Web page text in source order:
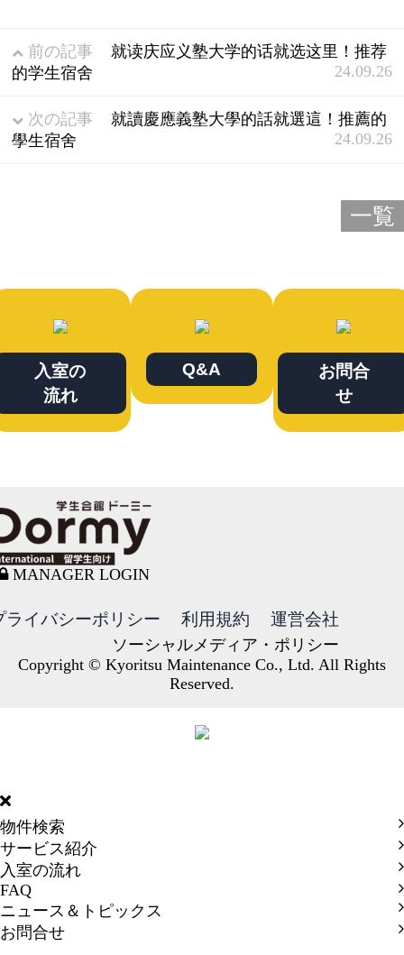
前の記事
就读庆应义塾大学的话就选这里！推荐
的学生宿舍
24.09.26
次の記事
就讀慶應義塾大學的話就選這！推薦的
學生宿舍
24.09.26
一覧
入室の
流れ
Q&A
お問合
せ
MANAGER LOGIN
ライバシーポリシー 利用規約 運営会社
ソーシャルメディア・ポリシー
Copyright © Kyoritsu Maintenance Co., Ltd. All Rights
Reserved.
物件検索
サービス紹介
入室の流れ
FAQ
ニュース＆トピックス
お問合せ